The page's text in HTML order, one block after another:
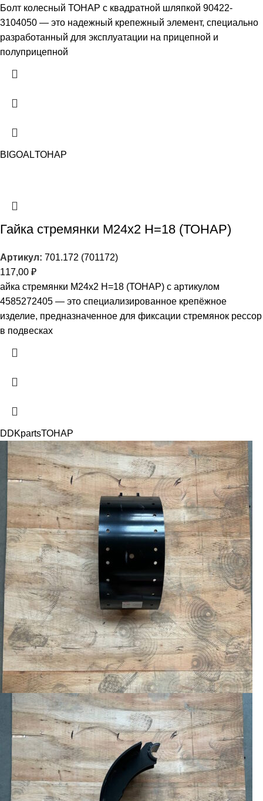
Болт колесный ТОНАР с квадратной шляпкой 90422-
3104050 — это надежный крепежный элемент, специально
разработанный для эксплуатации на прицепной и
полуприцепной
BIGOALТОНАР
Гайка стремянки М24х2 H=18 (ТОНАР)
Артикул: 701.172 (701172)
117,00 ₽
айка стремянки М24х2 H=18 (ТОНАР) с артикулом
4585272405 — это специализированное крепёжное
изделие, предназначенное для фиксации стремянок рессор
в подвесках
DDKpartsТОНАР